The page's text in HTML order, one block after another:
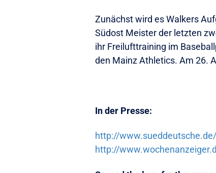
Zunächst wird es Walkers
Südost Meister der letzten
ihr Freilufttraining im
den Mainz Athletics. Am 26.
In der Presse:
http://
http://